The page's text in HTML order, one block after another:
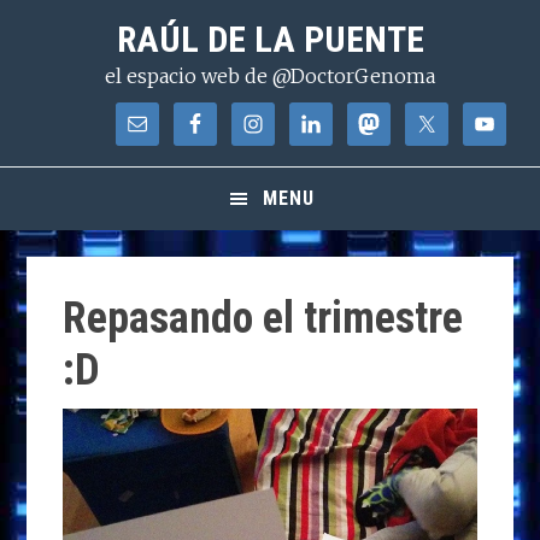
contenido
RAÚL DE LA PUENTE
el espacio web de @DoctorGenoma
MENU
Repasando el trimestre
:D